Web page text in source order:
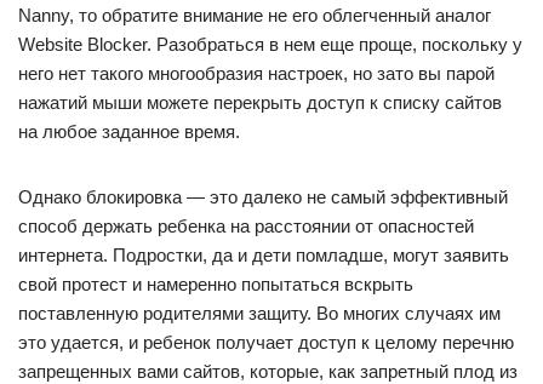
Nanny, то обратите внимание не его облегченный аналог
Website Blocker. Разобраться в нем еще проще, поскольку у
него нет такого многообразия настроек, но зато вы парой
нажатий мыши можете перекрыть доступ к списку сайтов
на любое заданное время.
Однако блокировка — это далеко не самый эффективный
способ держать ребенка на расстоянии от опасностей
интернета. Подростки, да и дети помладше, могут заявить
свой протест и намеренно попытаться вскрыть
поставленную родителями защиту. Во многих случаях им
это удается, и ребенок получает доступ к целому перечню
запрещенных вами сайтов, которые, как запретный плод из